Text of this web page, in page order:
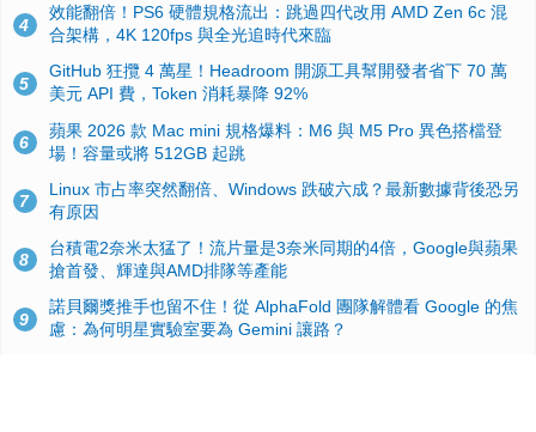
4
效能翻倍！PS6 硬體規格流出：跳過四代改用 AMD Zen 6c 混
合架構，4K 120fps 與全光追時代來臨
5
GitHub 狂攬 4 萬星！Headroom 開源工具幫開發者省下 70 萬
美元 API 費，Token 消耗暴降 92%
6
蘋果 2026 款 Mac mini 規格爆料：M6 與 M5 Pro 異色搭檔登
場！容量或將 512GB 起跳
7
Linux 市占率突然翻倍、Windows 跌破六成？最新數據背後恐另
有原因
8
台積電2奈米太猛了！流片量是3奈米同期的4倍，Google與蘋果
搶首發、輝達與AMD排隊等產能
9
諾貝爾獎推手也留不住！從 AlphaFold 團隊解體看 Google 的焦
慮：為何明星實驗室要為 Gemini 讓路？